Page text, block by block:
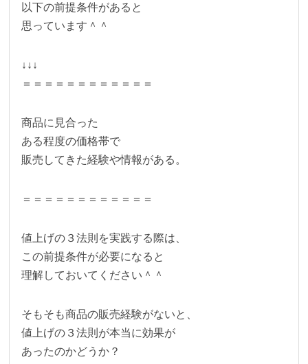
以下の前提条件があると
思っています＾＾
↓↓↓
＝＝＝＝＝＝＝＝＝＝＝＝
商品に見合った
ある程度の価格帯で
販売してきた経験や情報がある。
＝＝＝＝＝＝＝＝＝＝＝＝
値上げの３法則を実践する際は、
この前提条件が必要になると
理解しておいてください＾＾
そもそも商品の販売経験がないと、
値上げの３法則が本当に効果が
あったのかどうか？